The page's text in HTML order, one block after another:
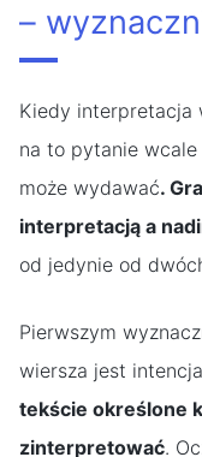
–
Kiedy interpretacja
na to pytanie
może wydawać.
interpretacją a
od jedynie od
Pierwszym
wiersza jest
tekście określone
zinterpretować.